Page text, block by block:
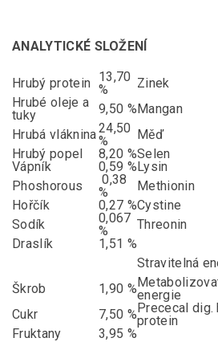
ANALYTICKÉ SLOŽENÍ
Hrubý protein 13,70
%
Zinek
Hrubé oleje a
tuky
9,50 %Mangan
Hrubá vláknina24,50
%
Měď
Hrubý popel
8,20 %Selen
Vápník
0,59 %Lysin
Phoshorous
0,38
%
Methionin
Hořčík
0,27 %Cystine
Sodík
0,067
%
Threonin
Draslík
1,51 %
Stravitelná
Škrob
1,90 %energie
Cukr
7,50 %Prececal dig.
protein
Fruktany
3,95 %